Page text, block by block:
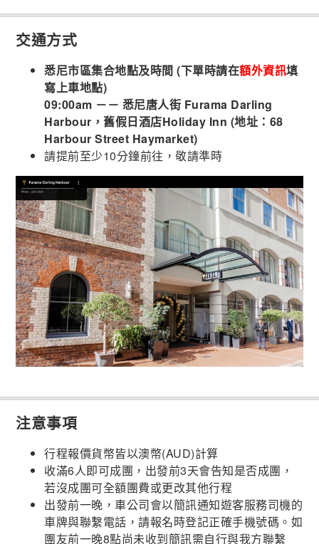
交通方式
悉尼市區集合地點及時間 (下單時請在額外資訊填
寫上車地點)
09:00am －－ 悉尼唐人街 Furama Darling
Harbour，舊假日酒店Holiday Inn (地址：68
Harbour Street Haymarket)
請提前至少10分鐘前往，敬請準時
注意事項
行程報價貨幣皆以澳幣(AUD)計算
收滿6人即可成團，出發前3天會告知是否成團，
若沒成團可全額團費或更改其他行程
出發前一晚，車公司會以簡訊通知遊客服務司機的
車牌與聯繫電話，請報名時登記正確手機號碼。如
團友前一晚8點尚未收到簡訊需自行與我方聯繫